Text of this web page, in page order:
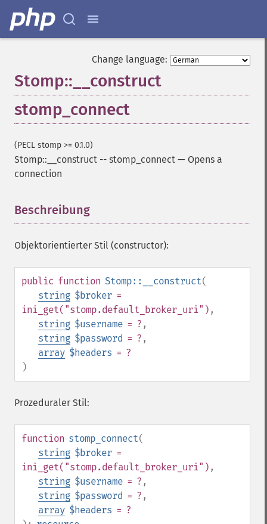
Change language:
Stomp::__construct
stomp_connect
(PECL stomp >= 0.1.0)
Stomp::__construct -- stomp_connect — Opens a
connection
Beschreibung
Objektorientierter Stil (constructor):
public function Stomp::__construct(
string $broker =
ini_get("stomp.default_broker_uri") ,
string $username = ? ,
string $password = ? ,
array $headers = ?
)
Prozeduraler Stil:
function stomp_connect(
string $broker =
ini_get("stomp.default_broker_uri") ,
string $username = ? ,
string $password = ? ,
array $headers = ?